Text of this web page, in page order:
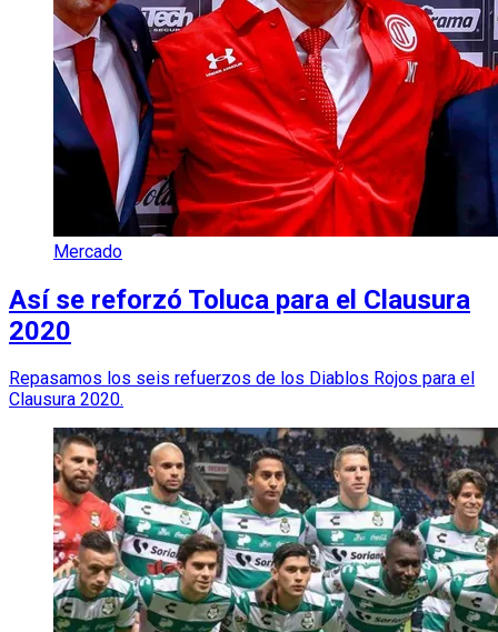
Mercado
Así se reforzó Toluca para el Clausura
2020
Repasamos los seis refuerzos de los Diablos Rojos para el
Clausura 2020.